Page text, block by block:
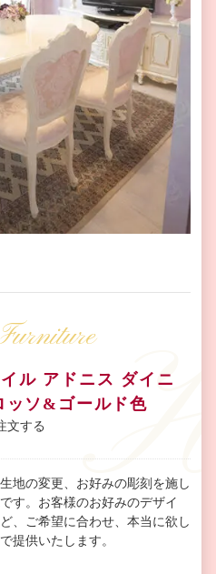
ル アドニス ダイニ
ッソ&ゴールド色
文する
地の変更、お好みの彫刻を施し
す。お客様のお好みのデザイ
、ご希望に合わせ、本当に欲し
提供いたします。